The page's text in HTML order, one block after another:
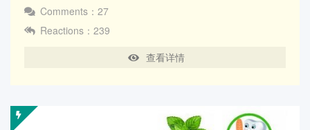
Comments：27
Reactions：239
查看详情